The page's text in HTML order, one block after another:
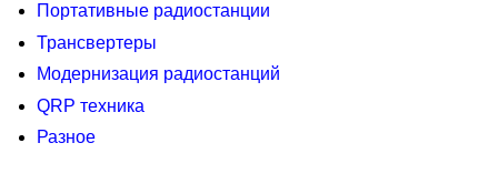
Портативные радиостанции
Трансвертеры
Модернизация радиостанций
QRP техника
Разное